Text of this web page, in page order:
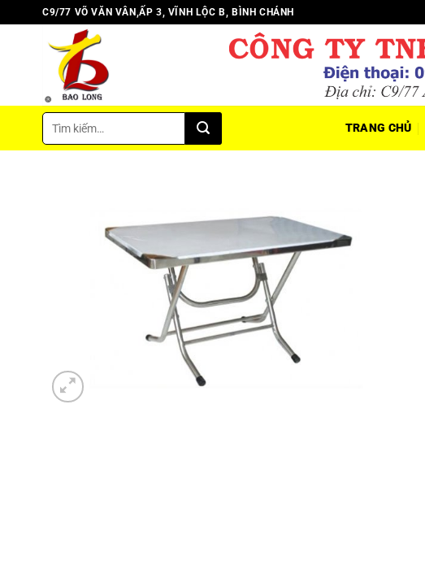
đến
C9/77 VÕ VĂN VÂN,ẤP 3, VĨNH LỘC B, BÌNH CHÁNH
Tìm
kiếm:
TRANG CHỦ